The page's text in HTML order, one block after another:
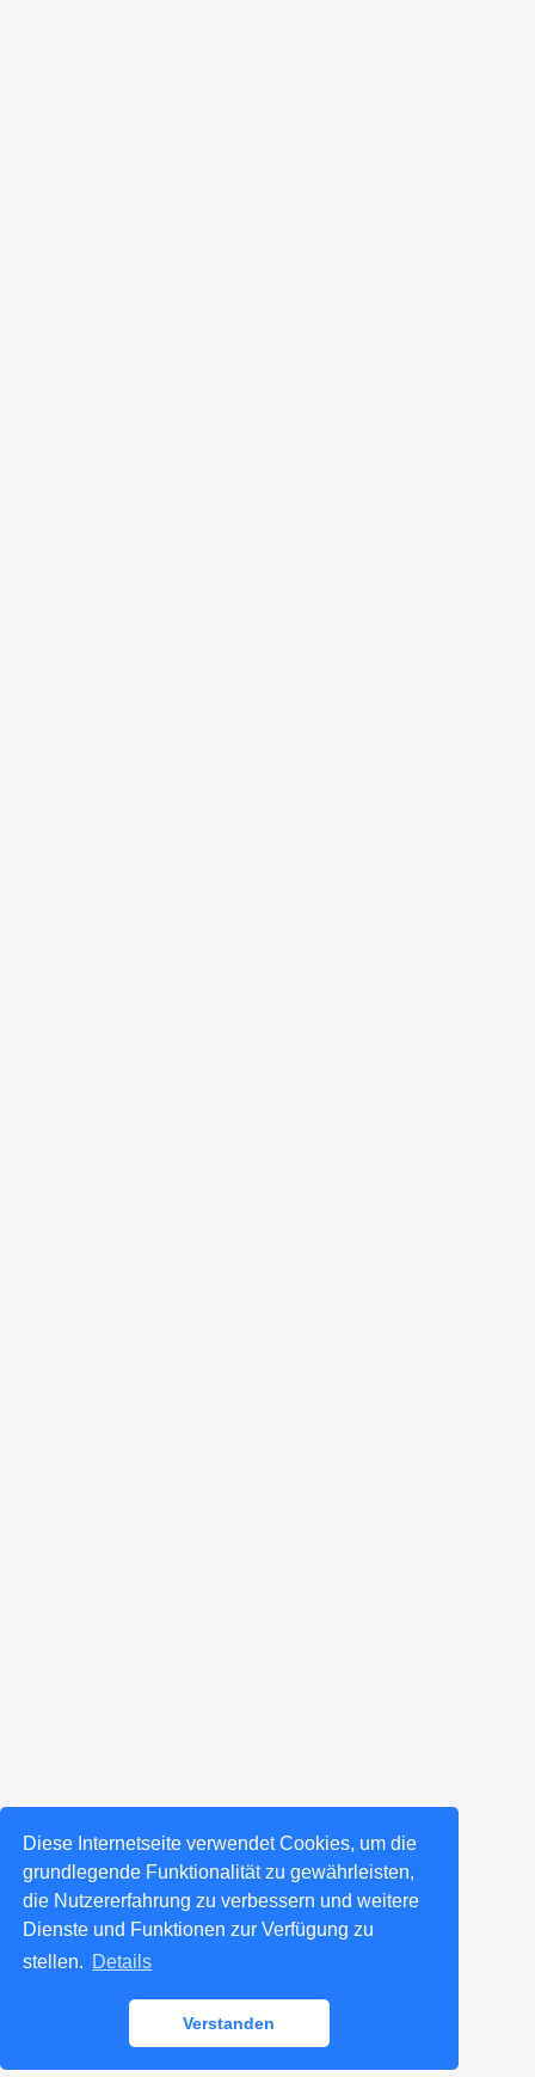
Diese Internetseite verwendet Cookies, um die
grundlegende Funktionalität zu gewährleisten,
die Nutzererfahrung zu verbessern und weitere
Dienste und Funktionen zur Verfügung zu
stellen. Details
Verstanden